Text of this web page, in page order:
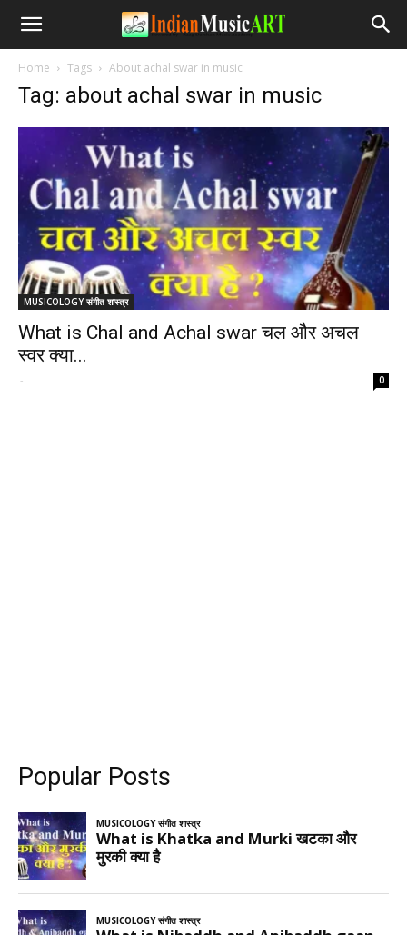
Home Tags About achal swar in music
Tag: about achal swar in music
MUSICOLOGY संगीत शास्त्र
What is Chal and Achal swar चल और अचल
स्वर क्या...
- 0
Popular Posts